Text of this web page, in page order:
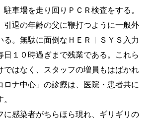
駐車場を走り回りＰＣＲ検査をする。
引退の年齢の父に鞭打つように一般外
る。無駄に面倒なＨＥＲ︱ＳＹＳ入力
日１０時過ぎまで残業である。これら
ではなく、スタッフの増員もはばかれ
ロナ中心」の診療は、医院・患者共に
に感染者がちらほら現れ、ギリギリの